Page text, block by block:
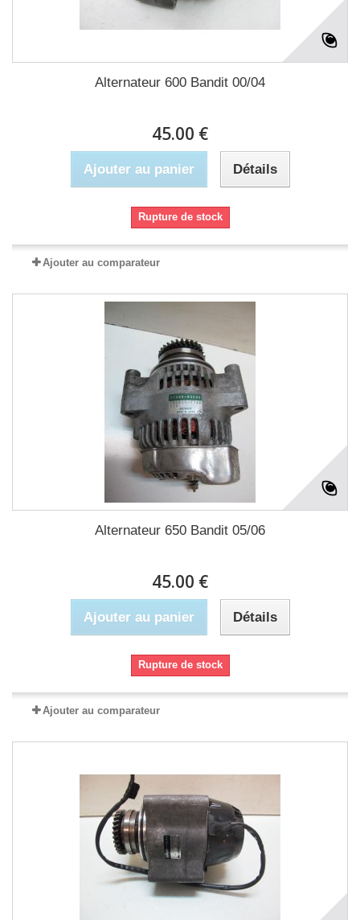
Alternateur 600 Bandit 00/04
45.00 €
Ajouter au panier Détails
Rupture de stock
Ajouter au comparateur
Alternateur 650 Bandit 05/06
45.00 €
Ajouter au panier Détails
Rupture de stock
Ajouter au comparateur